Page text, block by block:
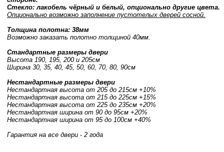
Стекло: лакобель чёрный и белый, опционально другие цвета.
Опционально возможно заполнение пустотелых дверей сосной.
Толщина полотна: 38мм
Возможно заказать полотно толщиной 40мм.
Стандартные размеры двери
Высота 190, 195, 200 и 205см
Ширина 30, 35, 40, 45, 50, 60, 70, 80, 90см
Нестандартные размеры двери
Нестандартная высота от 205 до 215см +10%
Нестандартная высота от 215 до 225см +15%
Нестандартная высота от 225 до 235см +20%
Нестандартная ширина от 90 до 95см +20%
Нестандартная ширина от 95 до 100см +40%
Гарантия на все двери - 2 года